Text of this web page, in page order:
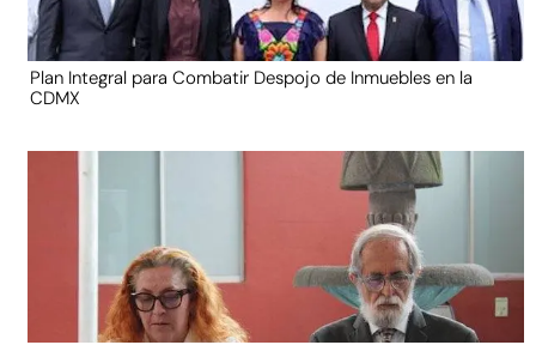
Plan Integral para Combatir Despojo de Inmuebles en la
CDMX